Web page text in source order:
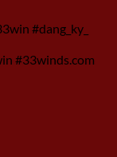
#dang_ky_
#33winds.com